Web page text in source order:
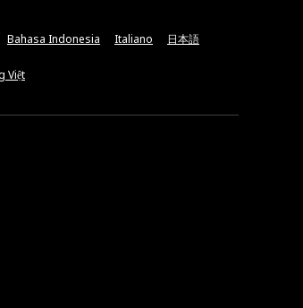
Bahasa Indonesia Italiano 日本語
Việt